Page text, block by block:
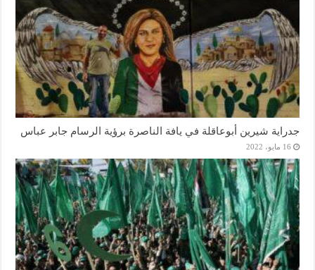
جدراية شيرين أبوعاقلة في يافة الناصرة برؤية الرسام جابر عباس
16 مايو، 2022